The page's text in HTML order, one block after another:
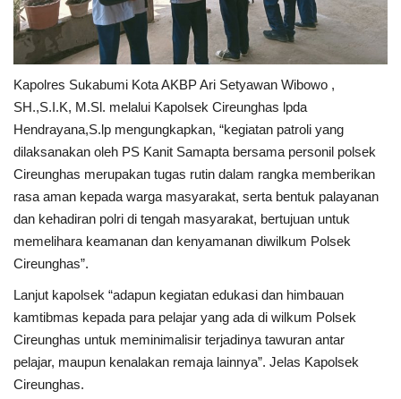
Kapolres Sukabumi Kota AKBP Ari Setyawan Wibowo ,
SH.,S.I.K, M.Sl. melalui Kapolsek Cireunghas lpda
Hendrayana,S.lp mengungkapkan, “kegiatan patroli yang
dilaksanakan oleh PS Kanit Samapta bersama personil polsek
Cireunghas merupakan tugas rutin dalam rangka memberikan
rasa aman kepada warga masyarakat, serta bentuk palayanan
dan kehadiran polri di tengah masyarakat, bertujuan untuk
memelihara keamanan dan kenyamanan diwilkum Polsek
Cireunghas”.
Lanjut kapolsek “adapun kegiatan edukasi dan himbauan
kamtibmas kepada para pelajar yang ada di wilkum Polsek
Cireunghas untuk meminimalisir terjadinya tawuran antar
pelajar, maupun kenalakan remaja lainnya”. Jelas Kapolsek
Cireunghas.